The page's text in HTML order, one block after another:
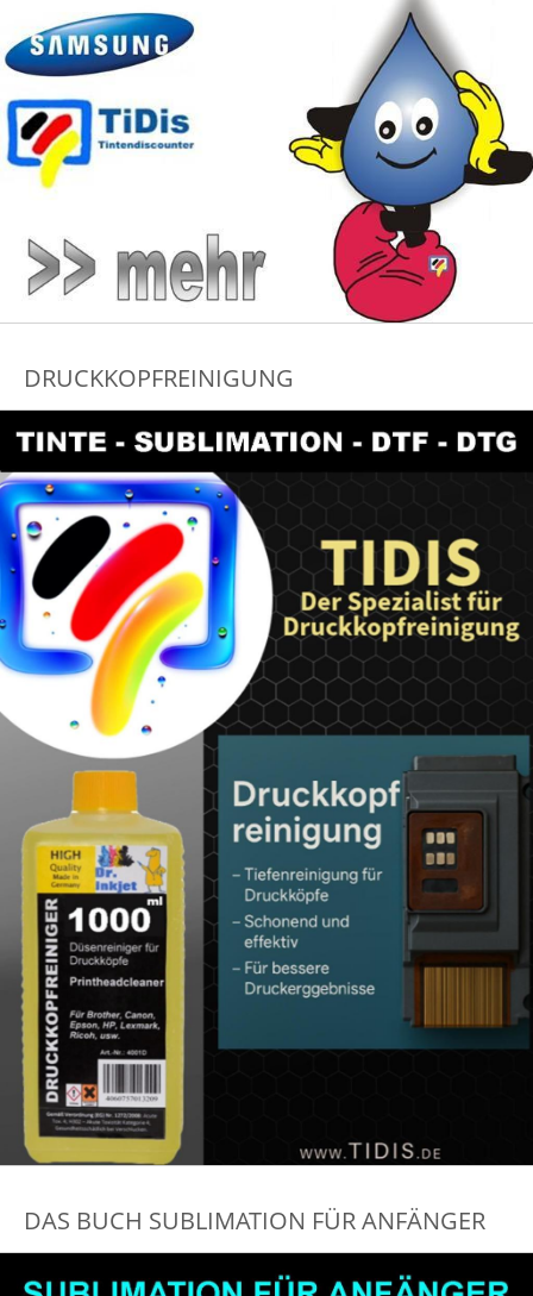
DRUCKKOPFREINIGUNG
DAS BUCH SUBLIMATION FÜR ANFÄNGER